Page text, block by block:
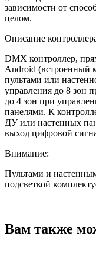
зависимости от
целом.
Описание
DMX контроллер,
Android (встроенный
пультами или
управления до 8 зон
до 4 зон при
панелями. К
ДУ или настенных
выход цифровой
Внимание:
Пультами и
подсветкой
Вам также